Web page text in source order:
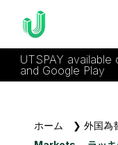
UTSPAY available
and Google Play
ホーム ❯ 外国為